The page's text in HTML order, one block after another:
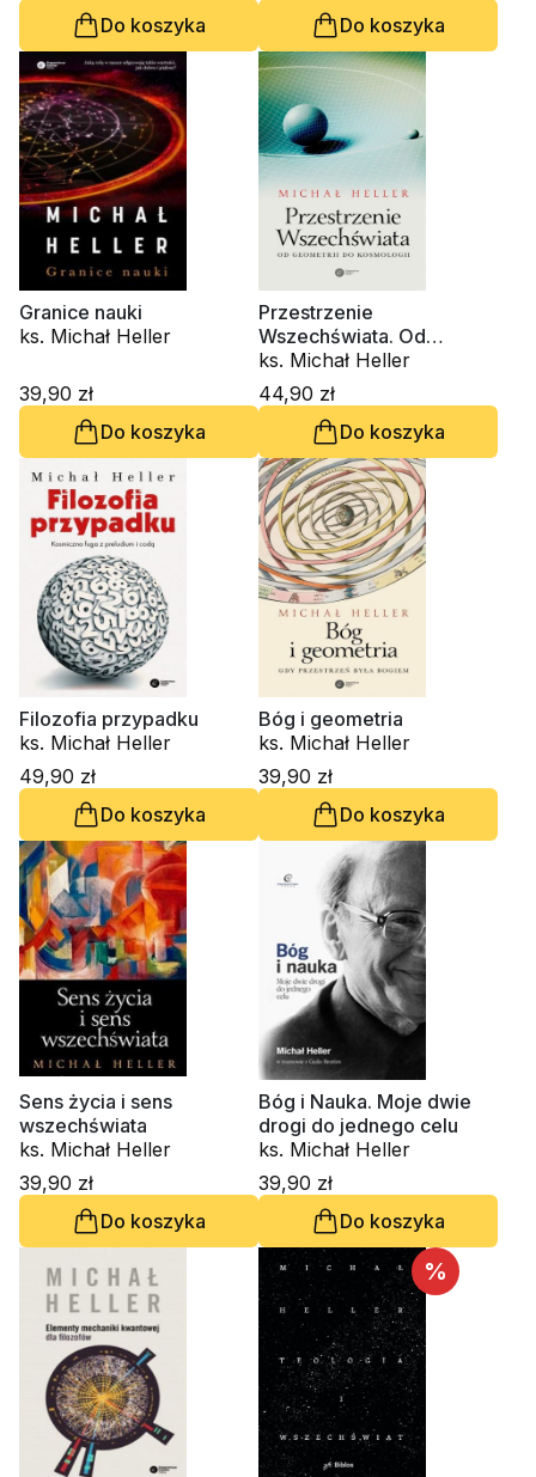
Do koszyka
Do koszyka
Granice nauki
ks. Michał Heller
39,90 zł
Do koszyka
Przestrzenie
Wszechświata. Od
geometrii do kosmologii
ks. Michał Heller
44,90 zł
Do koszyka
Filozofia przypadku
ks. Michał Heller
49,90 zł
Do koszyka
Bóg i geometria
ks. Michał Heller
39,90 zł
Do koszyka
Sens życia i sens
wszechświata
ks. Michał Heller
39,90 zł
Do koszyka
Bóg i Nauka. Moje dwie
drogi do jednego celu
ks. Michał Heller
39,90 zł
Do koszyka
%